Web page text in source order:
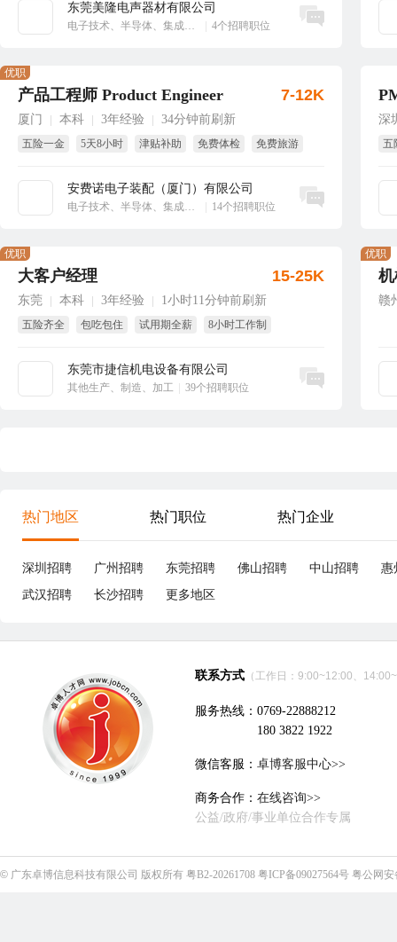
东莞美隆电声器材有限公司
电子技术、半导体、集成电路 4个招聘职位
立即沟通
产品工程师 Product Engineer
厦门 本科 3年经验 34分钟前刷新
五险一金 5天8小时 津贴补助 免费体检
免费旅游
安费诺电子装配（厦门）有限公司
电子技术、半导体、集成电路 14个招聘职位
优职
7-12K
立即沟通
深
五
大客户经理
东莞 本科 3年经验 1小时11分钟前刷新
五险齐全 包吃包住 试用期全薪 8小时工作制
东莞市捷信机电设备有限公司
其他生产、制造、加工 39个招聘职位
优职
15-25K
立即沟通
赣
优职
热门地区 热门职位 热门企业
深圳招聘 广州招聘 东莞招聘 佛山招聘 中山招聘
惠
武汉招聘
长沙招聘 更多地区
联系方式 （工作日：9:00~12:00、
服务热线：0769-22888212
180 3822 1922
微信客服： 卓博客服中心>>
商务合作： 在线咨询>>
公益/政府/事业单位合作专属
© 广东卓博信息科技有限公司 版权所有 粤B2-20261708 粤ICP备09027564号 粤公网安